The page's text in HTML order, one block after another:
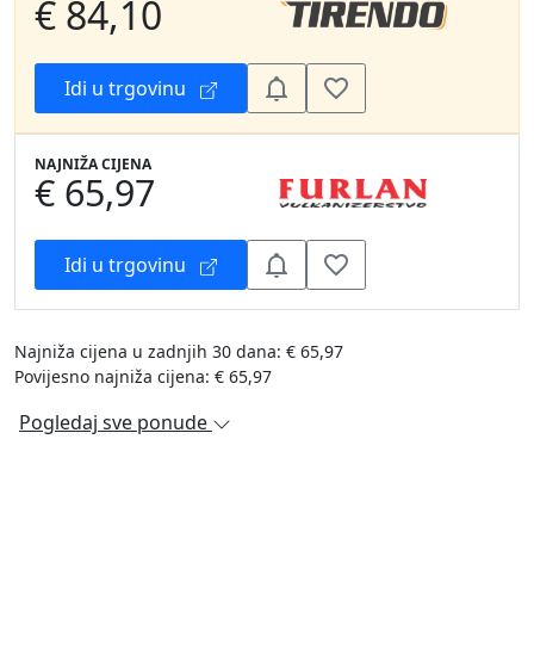
€ 84,10
Idi u trgovinu
NAJNIŽA CIJENA
€ 65,97
Idi u trgovinu
Najniža cijena u zadnjih 30 dana: € 65,97
Povijesno najniža cijena: € 65,97
Pogledaj sve ponude